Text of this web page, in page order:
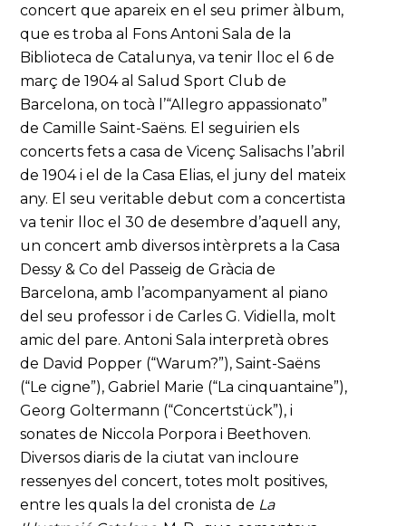
concert que apareix en el seu primer àlbum,
que es troba al Fons Antoni Sala de la
Biblioteca de Catalunya, va tenir lloc el 6 de
març de 1904 al Salud Sport Club de
Barcelona, on tocà l’“Allegro appassionato”
de Camille Saint-Saëns. El seguirien els
concerts fets a casa de Vicenç Salisachs l’abril
de 1904 i el de la Casa Elias, el juny del mateix
any. El seu veritable debut com a concertista
va tenir lloc el 30 de desembre d’aquell any,
un concert amb diversos intèrprets a la Casa
Dessy & Co del Passeig de Gràcia de
Barcelona, amb l’acompanyament al piano
del seu professor i de Carles G. Vidiella, molt
amic del pare. Antoni Sala interpretà obres
de David Popper (“Warum?”), Saint-Saëns
(“Le cigne”), Gabriel Marie (“La cinquantaine”),
Georg Goltermann (“Concertstück”), i
sonates de Niccola Porpora i Beethoven.
Diversos diaris de la ciutat van incloure
ressenyes del concert, totes molt positives,
entre les quals la del cronista de La